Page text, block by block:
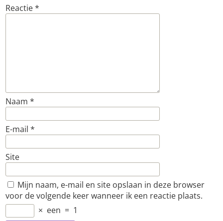
Reactie*
Naam *
E-mail *
Site
Mijn naam, e-mail en site opslaan in deze browser
voor de volgende keer wanneer ik een reactie plaats.
× een = 1